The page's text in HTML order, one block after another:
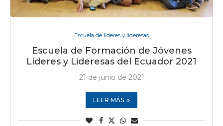
Escuela de líderes y lideresas
Escuela de Formación de Jóvenes
Líderes y Lideresas del Ecuador 2021
21 de junio de 2021
LEER MÁS